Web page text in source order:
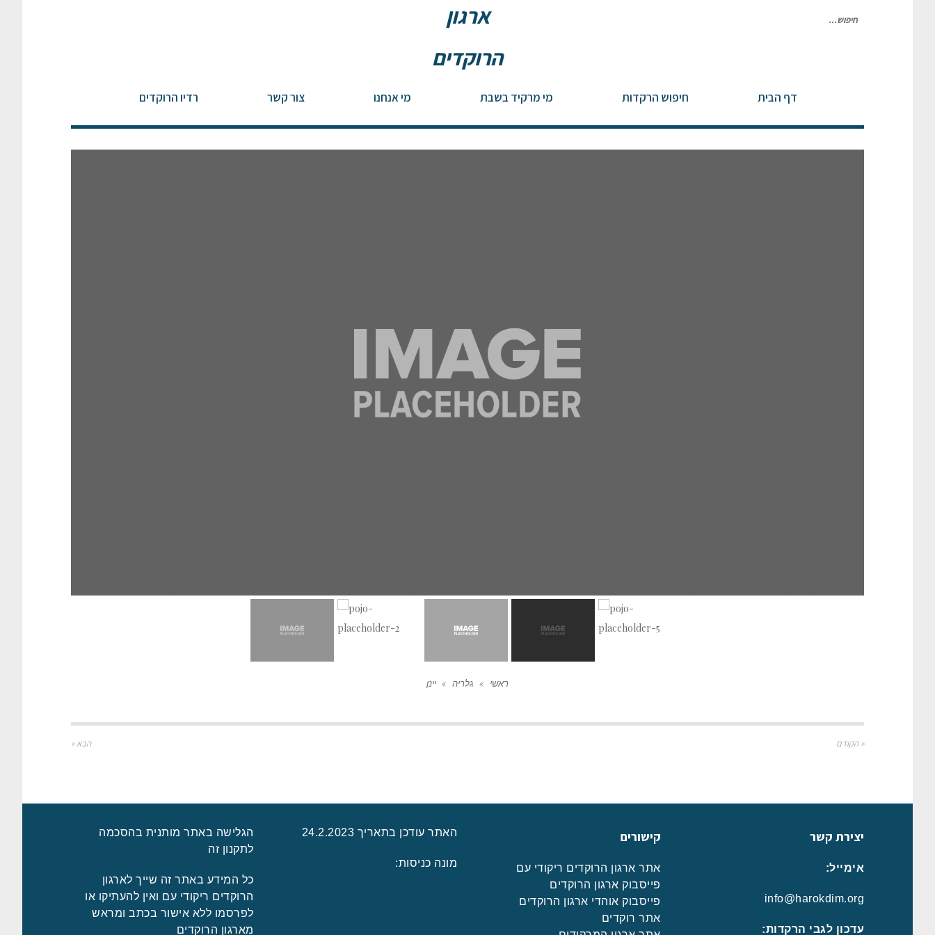
חיפוש
ארגון
הרוקדים
לריקודי עם
דף הבית חיפוש הרקדות מי מרקיד בשבת מי אנחנו צור קשר רדיו הרוקדים
ראשי » גלריה » יינן
« הקודם הבא »
יצירת קשר
אימייל:
info@harokdim.org
עדכון לגבי הרקדות:
קישורים
אתר ארגון הרוקדים ריקודי עם
פייסבוק ארגון הרוקדים
פייסבוק אוהדי ארגון הרוקדים
אתר רוקדים
האתר עודכן בתאריך 24.2.2023
מונה כניסות:
הגלישה באתר מותנית בהסכמה
לתקנון זה
כל המידע באתר זה שייך לארגון
הרוקדים ריקודי עם ואין להעתיקו או
לפרסמו ללא אישור בכתב ומראש
מארגון הרוקדים